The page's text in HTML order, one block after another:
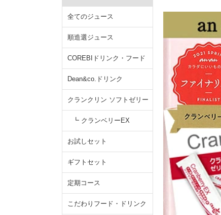
全てのジュース
順造選ジュース
COREBIドリンク・フード
Dean&co.ドリンク
クランクリン ソフトゼリー
┗ クランベリーEX
お試しセット
ギフトセット
定期コース
こだわりフード・ドリンク